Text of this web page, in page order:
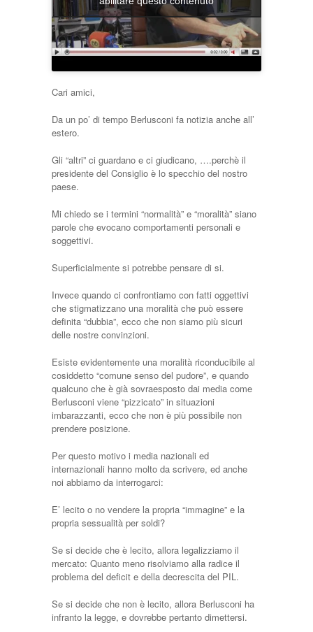
Cari amici,
Da un po’ di tempo Berlusconi fa notizia anche all’
estero.
Gli “altri” ci guardano e ci giudicano, ….perchè il
presidente del Consiglio è lo specchio del nostro
paese.
Mi chiedo se i termini “normalità” e “moralità” siano
parole che evocano comportamenti personali e
soggettivi.
Superficialmente si potrebbe pensare di si.
Invece quando ci confrontiamo con fatti oggettivi
che stigmatizzano una moralità che può essere
definita “dubbia”, ecco che non siamo più sicuri
delle nostre convinzioni.
Esiste evidentemente una moralità riconducibile al
cosiddetto “comune senso del pudore”, e quando
qualcuno che è già sovraesposto dai media come
Berlusconi viene “pizzicato” in situazioni
imbarazzanti, ecco che non è più possibile non
prendere posizione.
Per questo motivo i media nazionali ed
internazionali hanno molto da scrivere, ed anche
noi abbiamo da interrogarci:
E’ lecito o no vendere la propria “immagine” e la
propria sessualità per soldi?
Se si decide che è lecito, allora legalizziamo il
mercato: Quanto meno risolviamo alla radice il
problema del deficit e della decrescita del PIL.
Se si decide che non è lecito, allora Berlusconi ha
infranto la legge, e dovrebbe pertanto dimettersi.